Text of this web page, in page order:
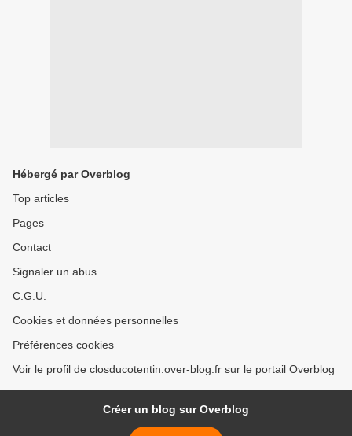
Hébergé par Overblog
Top articles
Pages
Contact
Signaler un abus
C.G.U.
Cookies et données personnelles
Préférences cookies
Voir le profil de closducotentin.over-blog.fr sur le portail Overblog
Créer un blog sur Overblog